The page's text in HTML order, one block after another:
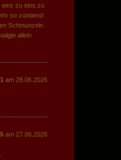
zu eins zu
so zündend
Schmunzeln
allein
1 am 28.06.2026
5am 27.06.2026